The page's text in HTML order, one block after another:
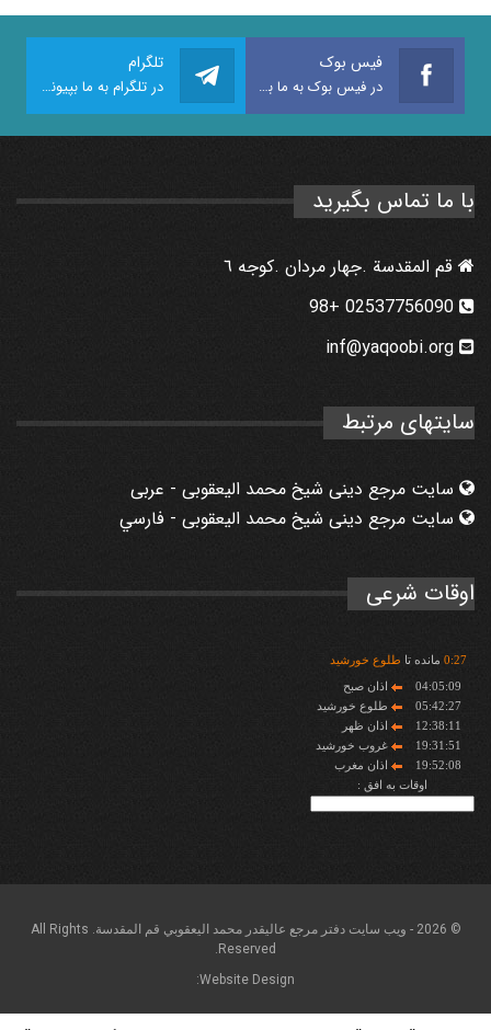
فیس بوک
در فیس بوک به ما بپیوندید
تلگرام
در تلگرام به ما بپیوندید
با ما تماس بگیرید
قم المقدسة .جهار مردان .كوجه ٦
inf@yaqoobi.org
سایتهای مرتبط
سایت مرجع دینی شیخ محمد الیعقوبی - عربی
سایت مرجع دینی شیخ محمد الیعقوبی - فارسي
اوقات شرعی
0:27 مانده تا طلوع خورشید
04:05:09
اذان صبح
05:42:27
طلوع خورشید
12:38:11
اذان ظهر
19:31:51
غروب خورشید
19:52:08
اذان مغرب
اوقات به افق :
© 2026 - ويب سايت دفتر مرجع عاليقدر محمد اليعقوبي قم المقدسة. All Rights
Reserved.
Website Design: